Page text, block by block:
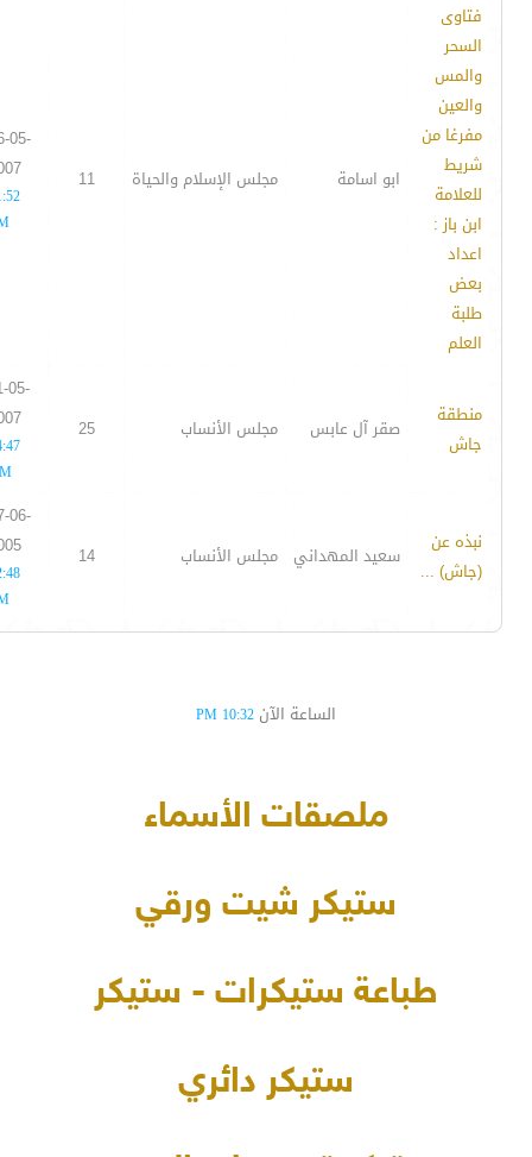
فتاوى
السحر
والمس
والعين
مفرغا من
شريط
للعلامة
ابن باز :
اعداد
بعض
طلبة
العلم
ابو اسامة مجلس الإسلام والحياة 11
05-
منطقة
جاش
صقر آل عابس مجلس الأنساب 25
05-
نبذه عن
(جاش) ...
سعيد المهداني مجلس الأنساب 14
06-
الساعة الآن 10:32 PM
ملصقات الأسماء
ستيكر شيت ورقي
طباعة ستيكرات - ستيكر
ستيكر دائري